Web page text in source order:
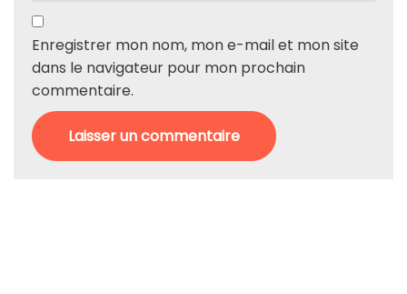
Enregistrer mon nom, mon e-mail et mon site
dans le navigateur pour mon prochain
commentaire.